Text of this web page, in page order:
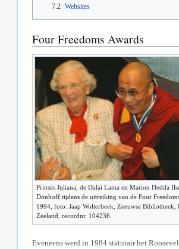
7.2 Websites
Four Freedoms Awards
Prinses Juliana, de Dalai Lama en Marion Hedda
Dönhoff tijdens de uitreiking van de Four
1994, foto: Jaap Wolterbeek, Zeeuwse Bibliotheek,
Zeeland, recordnr. 104236.
Eveneens werd in 1984 statutair het